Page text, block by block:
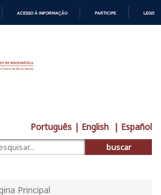
ACESSO À INFORMAÇÃO PARTICIPE
Português | English | Español
buscar
Principal